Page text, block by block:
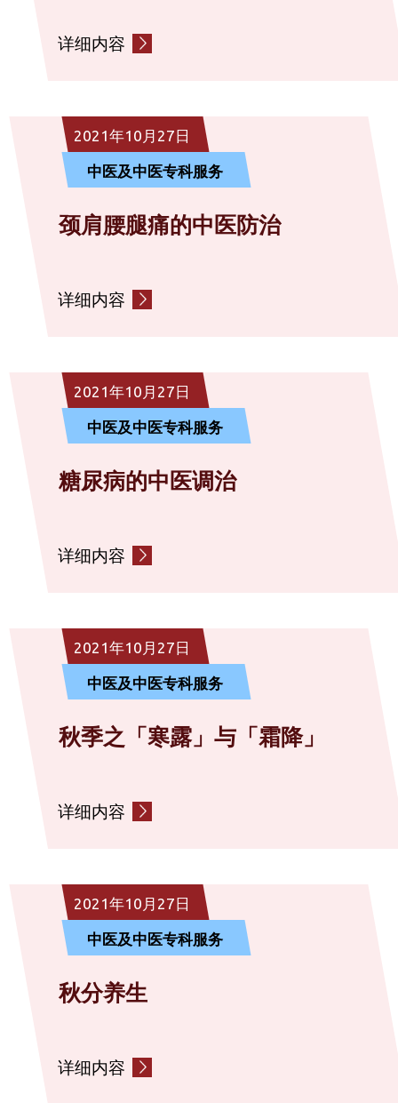
详细内容
2021年10月27日
中医及中医专科服务
颈肩腰腿痛的中医防治
详细内容
2021年10月27日
中医及中医专科服务
糖尿病的中医调治
详细内容
2021年10月27日
中医及中医专科服务
秋季之「寒露」与「霜降」
详细内容
2021年10月27日
中医及中医专科服务
秋分养生
详细内容